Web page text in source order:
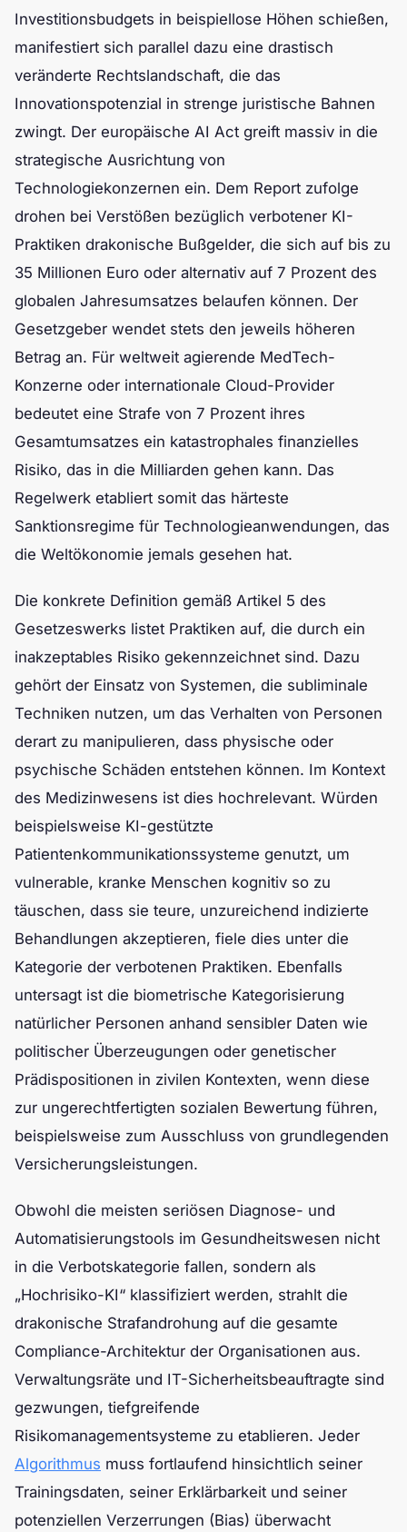
Investitionsbudgets in beispiellose Höhen schießen,
manifestiert sich parallel dazu eine drastisch
veränderte Rechtslandschaft, die das
Innovationspotenzial in strenge juristische Bahnen
zwingt. Der europäische AI Act greift massiv in die
strategische Ausrichtung von
Technologiekonzernen ein. Dem Report zufolge
drohen bei Verstößen bezüglich verbotener KI-
Praktiken drakonische Bußgelder, die sich auf bis zu
35 Millionen Euro oder alternativ auf 7 Prozent des
globalen Jahresumsatzes belaufen können. Der
Gesetzgeber wendet stets den jeweils höheren
Betrag an. Für weltweit agierende MedTech-
Konzerne oder internationale Cloud-Provider
bedeutet eine Strafe von 7 Prozent ihres
Gesamtumsatzes ein katastrophales finanzielles
Risiko, das in die Milliarden gehen kann. Das
Regelwerk etabliert somit das härteste
Sanktionsregime für Technologieanwendungen, das
die Weltökonomie jemals gesehen hat.
Die konkrete Definition gemäß Artikel 5 des
Gesetzeswerks listet Praktiken auf, die durch ein
inakzeptables Risiko gekennzeichnet sind. Dazu
gehört der Einsatz von Systemen, die subliminale
Techniken nutzen, um das Verhalten von Personen
derart zu manipulieren, dass physische oder
psychische Schäden entstehen können. Im Kontext
des Medizinwesens ist dies hochrelevant. Würden
beispielsweise KI-gestützte
Patientenkommunikationssysteme genutzt, um
vulnerable, kranke Menschen kognitiv so zu
täuschen, dass sie teure, unzureichend indizierte
Behandlungen akzeptieren, fiele dies unter die
Kategorie der verbotenen Praktiken. Ebenfalls
untersagt ist die biometrische Kategorisierung
natürlicher Personen anhand sensibler Daten wie
politischer Überzeugungen oder genetischer
Prädispositionen in zivilen Kontexten, wenn diese
zur ungerechtfertigten sozialen Bewertung führen,
beispielsweise zum Ausschluss von grundlegenden
Versicherungsleistungen.
Obwohl die meisten seriösen Diagnose- und
Automatisierungstools im Gesundheitswesen nicht
in die Verbotskategorie fallen, sondern als
„Hochrisiko-KI“ klassifiziert werden, strahlt die
drakonische Strafandrohung auf die gesamte
Compliance-Architektur der Organisationen aus.
Verwaltungsräte und IT-Sicherheitsbeauftragte sind
gezwungen, tiefgreifende
Risikomanagementsysteme zu etablieren. Jeder
Algorithmus muss fortlaufend hinsichtlich seiner
Trainingsdaten, seiner Erklärbarkeit und seiner
potenziellen Verzerrungen (Bias) überwacht